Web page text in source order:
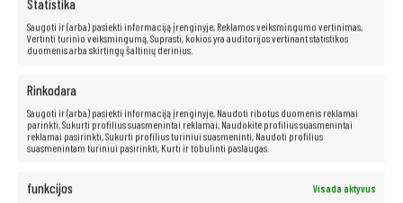
Statistika
Saugoti ir (arba) pasiekti informaciją įrenginyje, Reklamos veiksmingumo vertinimas,
Vertinti turinio veiksmingumą, Suprasti, kokios yra auditorijos vertinant statistikos
duomenis arba skirtingų šaltinių derinius.
Rinkodara
Saugoti ir (arba) pasiekti informaciją įrenginyje, Naudoti ribotus duomenis reklamai
parinkti, Sukurti profilius suasmenintai reklamai, Naudokite profilius suasmenintai
reklamai pasirinkti, Sukurti profilius turiniui suasmeninti, Naudoti profilius
suasmenintam turiniui pasirinkti, Kurti ir tobulinti paslaugas.
funkcijos
Visada aktyvus
Patogi klaviatūra
Ergonomiškai suprojektuota klaviatūra užtikrina patogų rašymą net ir
ilgai dirbant. Malonus klavišų paspaudimas ir aukštos kokybės